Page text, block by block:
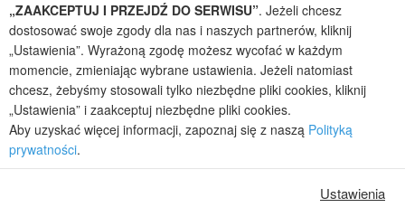
Informujemy, iż w celu optymalizacji treści dostępnych w naszym sklepie,
dostosowania ich do Państwa indywidualnych potrzeb korzystamy z
informacji zapisanych za pomocą plików cookies na urządzeniach
końcowych użytkowników. Pliki cookies użytkownik może kontrolować za
pomocą ustawień swojej przeglądarki internetowej. Dalsze korzystanie z
naszego serwisu internetowego, bez zmiany ustawień przeglądarki
internetowej oznacza, iż użytkownik akceptuje stosowanie plików cookies.
Więcej informacji zawartych jest w polityce prywatności.
Polityka prywatności
Reklamacje
Jak zmienić ustawienia cookies
„ZAAKCEPTUJ I PRZEJDŹ DO SERWISU”. Jeżeli chcesz
dostosować swoje zgody dla nas i naszych partnerów, kliknij
„Ustawienia”. Wyrażoną zgodę możesz wycofać w każdym
momencie, zmieniając wybrane ustawienia. Jeżeli natomiast
chcesz, żebyśmy stosowali tylko niezbędne pliki cookies, kliknij
„Ustawienia” i zaakceptuj niezbędne pliki cookies.
Aby uzyskać więcej informacji, zapoznaj się z naszą Polityką
prywatności.
Ustawienia